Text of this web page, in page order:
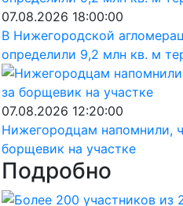
07.08.2026 18:00:00
В Нижегородской
определили 9,2 млн кв. м
07.08.2026 12:20:00
Нижегородцам напомнили,
борщевик на участке
Подробно